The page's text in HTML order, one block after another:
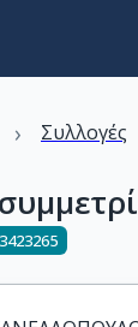
› Συλλογές